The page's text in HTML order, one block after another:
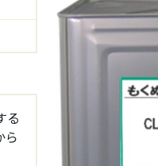
る
ら